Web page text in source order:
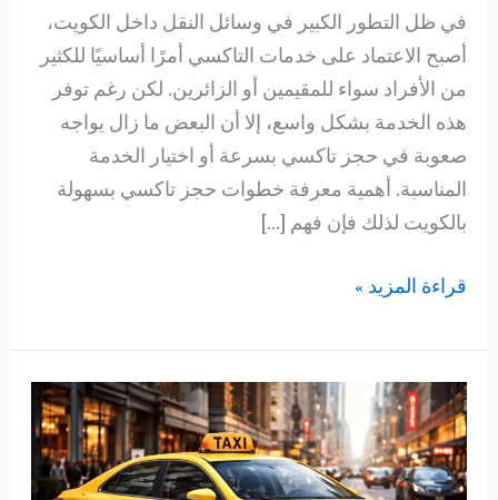
في ظل التطور الكبير في وسائل النقل داخل الكويت،
أصبح الاعتماد على خدمات التاكسي أمرًا أساسيًا للكثير
من الأفراد سواء للمقيمين أو الزائرين. لكن رغم توفر
هذه الخدمة بشكل واسع، إلا أن البعض ما زال يواجه
صعوبة في حجز تاكسي بسرعة أو اختيار الخدمة
المناسبة. أهمية معرفة خطوات حجز تاكسي بسهولة
بالكويت لذلك فإن فهم […]
خطوات
تاكسي
بسهولة
بالكويت
قراءة المزيد »